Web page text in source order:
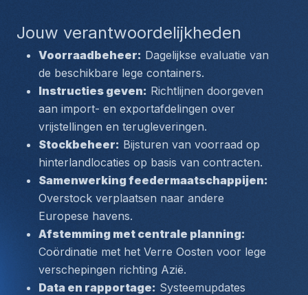
Jouw verantwoordelijkheden
Voorraadbeheer: Dagelijkse evaluatie van
de beschikbare lege containers.
Instructies geven: Richtlijnen doorgeven
aan import- en exportafdelingen over
vrijstellingen en terugleveringen.
Stockbeheer: Bijsturen van voorraad op
hinterlandlocaties op basis van contracten.
Samenwerking feedermaatschappijen:
Overstock verplaatsen naar andere
Europese havens.
Afstemming met centrale planning:
Coördinatie met het Verre Oosten voor lege
verschepingen richting Azië.
Data en rapportage: Systeemupdates